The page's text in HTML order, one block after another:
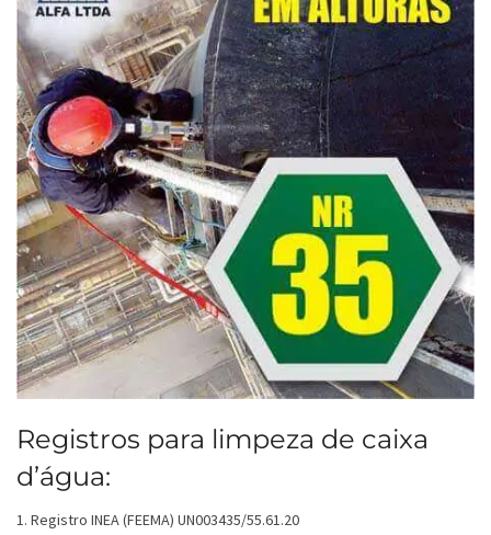
Registros para limpeza de caixa
d’água:
1. Registro INEA (FEEMA) UN003435/55.61.20